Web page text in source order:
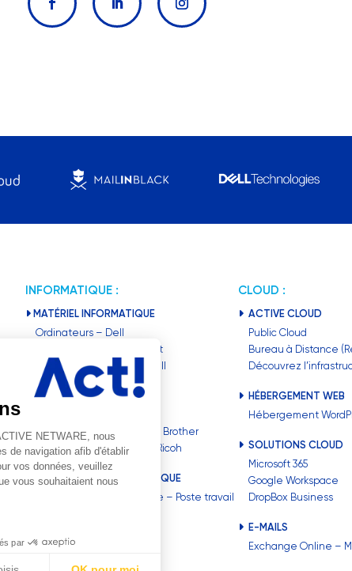
INFORMATIQUE :
MATÉRIEL INFORMATIQUE
Ordinateurs – Dell
Surface Pro 2en1- Microsoft
Serveurs Entreprises – Dell
Nas – Synology
Imprimantes jet d’encre – Brother
Copieurs Professionnel – Ricoh
MAINTENANCE INFORMATIQUE
Maintenance / Assistance – Poste travail
CLOUD :
ACTIVE CLOUD
Public Cloud
Bureau à Distance
Découvrez
HÉBERGEMENT WEB
Hébergement
SOLUTIONS CLOUD
Microsoft 365
Google Workspace
DropBox Business
E-MAILS
Exchange Online –
NETWARE, nous
de navigation afib d'établir
vos données, veuillez
vous souhaitaient nous
par